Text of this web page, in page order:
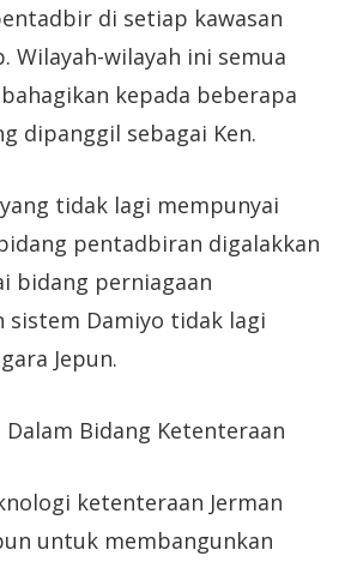
di setiap kawasan
Wilayah-wilayah ini semua
kepada beberapa
dipanggil sebagai Ken.
tidak lagi mempunyai
pentadbiran digalakkan
bidang perniagaan
sistem Damiyo tidak lagi
Jepun.
Dalam Bidang Ketenteraan
ketenteraan Jerman
untuk membangunkan